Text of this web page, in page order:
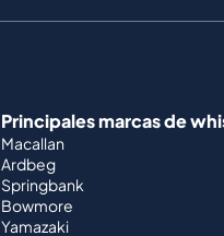
Principales marcas de
Macallan
Ardbeg
Springbank
Bowmore
Yamazaki